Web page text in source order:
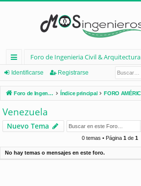
nl
ac
es
rá
pi
d
Foro de Ingenieria Civil & Arquitectura
Identificarse Registrarse
Foro de Ingenieria Civil & Arquitectura Índice principal
Venezuela
Nuevo Tema
0 temas • Página 1de 1
No hay temas o mensajes en este foro.